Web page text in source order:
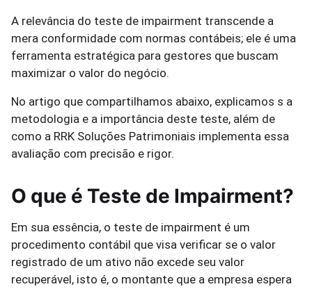
A relevância do teste de impairment transcende a
mera conformidade com normas contábeis; ele é uma
ferramenta estratégica para gestores que buscam
maximizar o valor do negócio.
No artigo que compartilhamos abaixo, explicamos s a
metodologia e a importância deste teste, além de
como a RRK Soluções Patrimoniais implementa essa
avaliação com precisão e rigor.
O que é Teste de Impairment?
Em sua essência, o teste de impairment é um
procedimento contábil que visa verificar se o valor
registrado de um ativo não excede seu valor
recuperável, isto é, o montante que a empresa espera